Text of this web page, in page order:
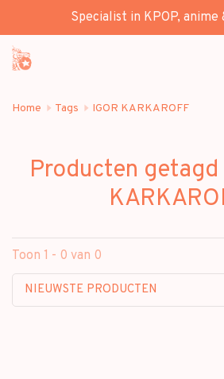
Specialist in KPOP, anime
Home Tags IGOR KARKAROFF
Producten getagd
Toon 1 - 0 van 0
NIEUWSTE PRODUCTEN